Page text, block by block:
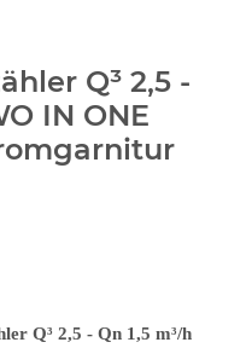
Q³ 2,5 -
IN ONE
Q³ 2,5 - Qn 1,5 m³/h